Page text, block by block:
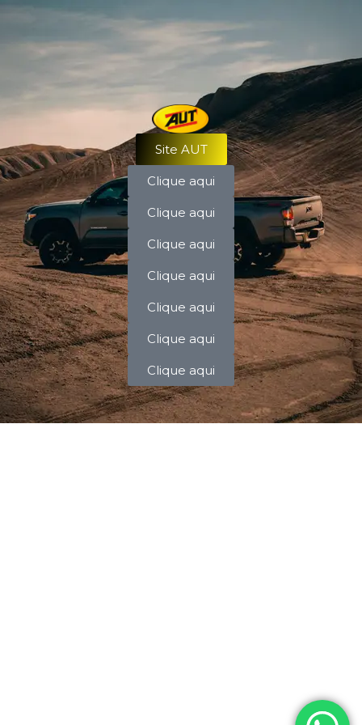
Site AUT
Clique aqui
Clique aqui
Clique aqui
Clique aqui
Clique aqui
Clique aqui
Clique aqui